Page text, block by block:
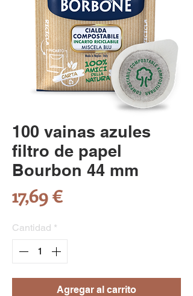
100 vainas azules
filtro de papel
Bourbon 44 mm
17,69 €
Cantidad *
Agregar al carrito